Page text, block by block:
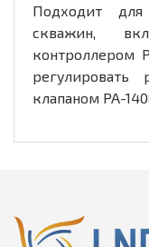
Подходит
скважин,
контроллером
клапаном PA-